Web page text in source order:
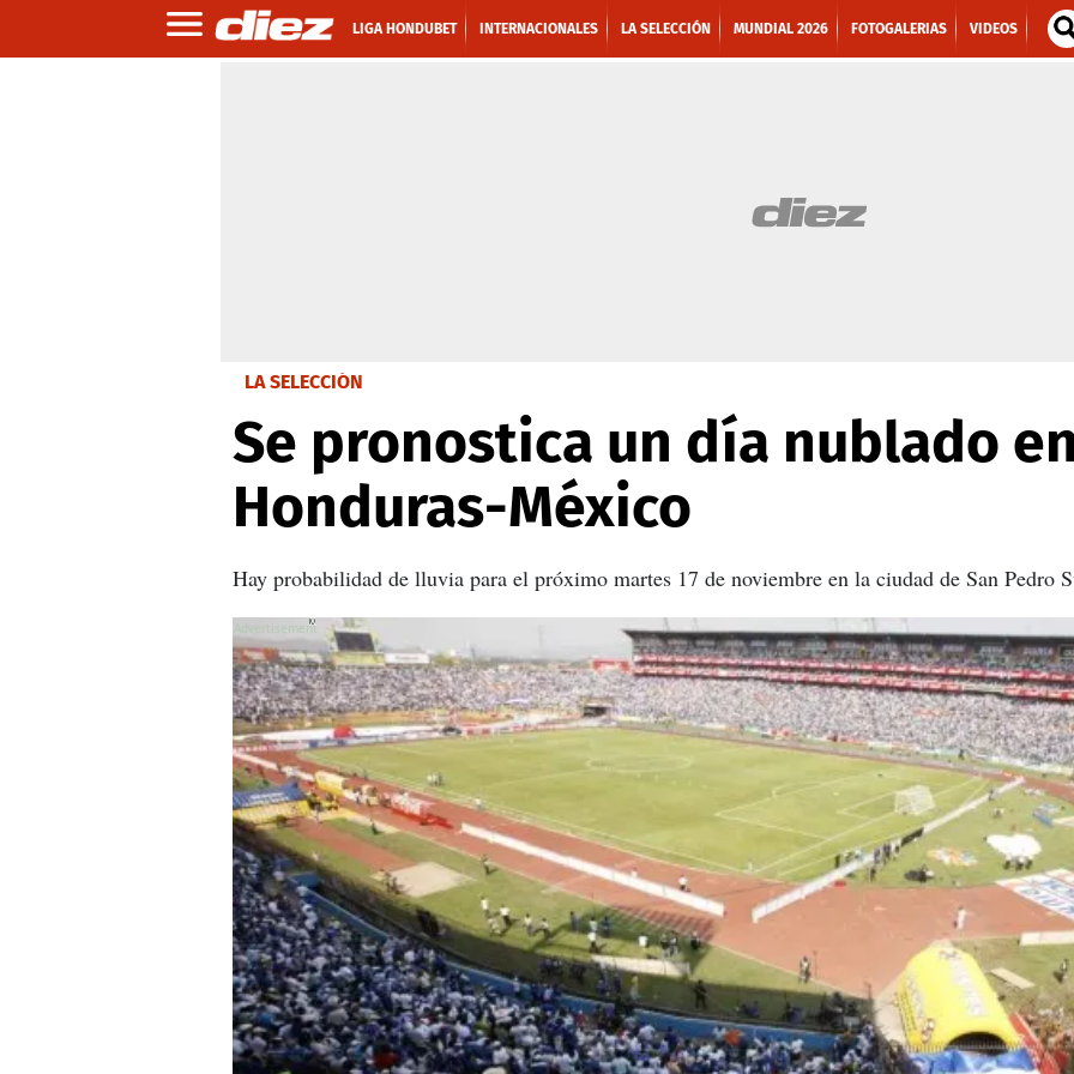
LIGA HONDUBET INTERNACIONALES LA SELECCIÓN MUNDIAL 2026 FOTOGALERIAS VIDEOS
LA SELECCIÓN
Se pronostica un día nublado
Honduras-México
Hay probabilidad de lluvia para el próximo martes 17 de noviembre en la ciudad de San Pedro
X